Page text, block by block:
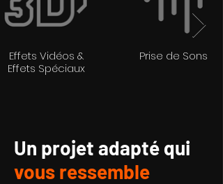
Effets Vidéos &
Effets Spéciaux
Prise de Sons
Un projet adapté qui
vous ressemble